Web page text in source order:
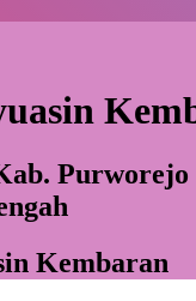
Purworejo
Kembaran